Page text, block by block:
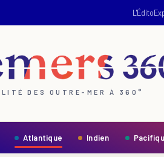
L'Édito
DES OUTRE-MER À 360°
Atlantique Indien